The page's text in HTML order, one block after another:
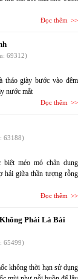
Đọc thêm
69312)
tháo giày bước vào đêm
nước mắt
Đọc thêm
63188)
méo mó chân dung
hải giữa thần tượng rỗng
Đọc thêm
Phải Là Bài
65499)
không thời hạn sử dụng